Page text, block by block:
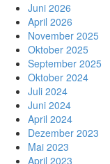
Juni 2026
April 2026
November 2025
Oktober 2025
September 2025
Oktober 2024
Juli 2024
Juni 2024
April 2024
Dezember 2023
Mai 2023
April 2023